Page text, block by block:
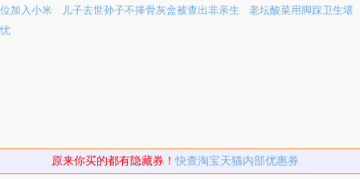
真诚的希望中美关系能正常化，我们虽然是... >>
位加入小米
儿子去世孙子不捧骨灰盒被查出非亲生
老坛酸菜用脚踩卫生堪
忧
原来你买的都有隐藏券！快查淘宝天猫内部优惠券